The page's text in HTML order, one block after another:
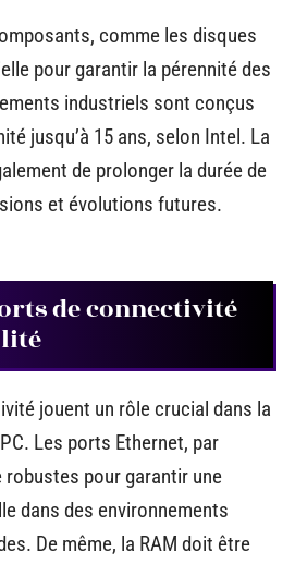
comme les disques
pour garantir la pérennité des
industriels sont conçus
jusqu’à 15 ans, selon Intel. La
de prolonger la durée de
et évolutions futures.
de connectivité
jouent un rôle crucial dans la
Les ports Ethernet, par
robustes pour garantir une
dans des environnements
De même, la RAM doit être